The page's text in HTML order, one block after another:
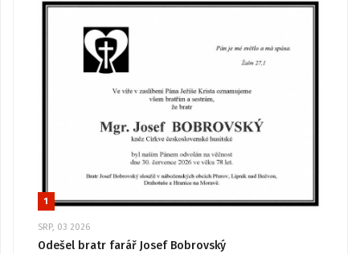
1
SRP, 03 2026
Odešel bratr farář Josef Bobrovský